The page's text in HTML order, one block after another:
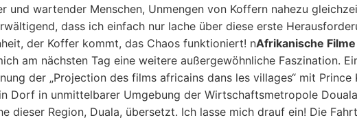
und wartender Menschen, Unmengen von Koffern nahezu
dass ich einfach nur lache über diese erste
der Koffer kommt, das Chaos funktioniert! nAfrikanische
am nächsten Tag eine weitere außergewöhnliche Faszination.
der „Projection des films africains dans les villages“ mit Prince
Dorf in unmittelbarer Umgebung der Wirtschaftsmetropole
dieser Region, Duala, übersetzt. Ich lasse mich drauf ein! Die